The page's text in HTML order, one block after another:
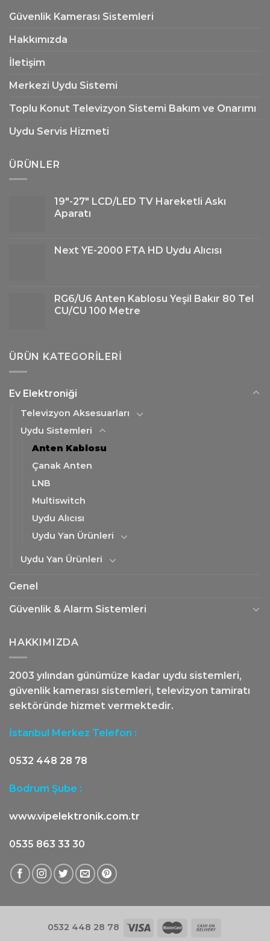
Güvenlik Kamerası Sistemleri
Hakkımızda
İletişim
Merkezi Uydu Sistemi
Toplu Konut Televizyon Sistemi Bakım ve Onarımı
Uydu Servis Hizmeti
ÜRÜNLER
19"-27" LCD/LED TV Hareketli Askı
Aparatı
Next YE-2000 FTA HD Uydu Alıcısı
RG6/U6 Anten Kablosu Yeşil Bakır 80 Tel
CU/CU 100 Metre
ÜRÜN KATEGORILERI
Ev Elektroniği
Televizyon Aksesuarları
Uydu Sistemleri
Anten Kablosu
Çanak Anten
LNB
Multiswitch
Uydu Alıcısı
Uydu Yan Ürünleri
Uydu Yan Ürünleri
Genel
Güvenlik & Alarm Sistemleri
HAKKIMIZDA
2003 yılından günümüze kadar uydu sistemleri,
güvenlik kamerası sistemleri, televizyon tamiratı
sektöründe hizmet vermektedir.
İstanbul Merkez Telefon :
0532 448 28 78
Bodrum Şube :
www.vipelektronik.com.tr
0535 863 33 30
0532 448 28 78